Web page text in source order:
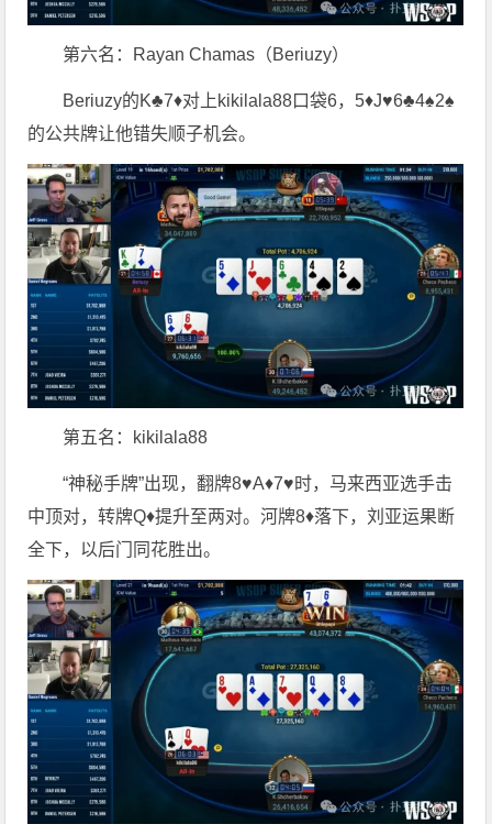
第六名：Rayan Chamas（Beriuzy）
Beriuzy的K♣7♦对上kikilala88口袋6，5♦J♥6♣4♠2♠
的公共牌让他错失顺子机会。
第五名：kikilala88
“神秘手牌”出现，翻牌8♥A♦7♥时，马来西亚选手击
中顶对，转牌Q♦提升至两对。河牌8♦落下，刘亚运果断
全下，以后门同花胜出。